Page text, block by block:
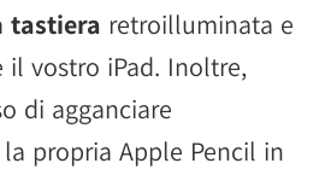
tastiera retroilluminata e
vostro iPad. Inoltre,
di agganciare
propria Apple Pencil in